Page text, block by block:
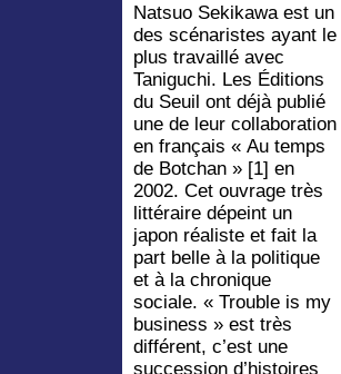
Natsuo Sekikawa est un
des scénaristes ayant le
plus travaillé avec
Taniguchi. Les Éditions
du Seuil ont déjà publié
une de leur collaboration
en français « Au temps
de Botchan » [1] en
2002. Cet ouvrage très
littéraire dépeint un
japon réaliste et fait la
part belle à la politique
et à la chronique
sociale. « Trouble is my
business » est très
différent, c’est une
succession d’histoires